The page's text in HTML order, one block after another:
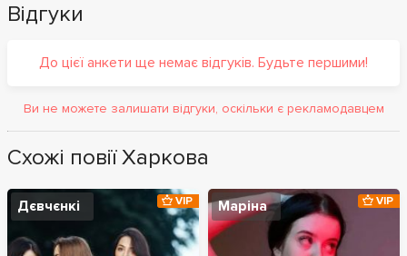
Відгуки
До цієї анкети ще немає відгуків. Будьте першими!
Ви не можете залишати відгуки, оскільки є рекламодавцем
Схожі повії Харкова
Дєвчєнкі VIP Маріна VIP